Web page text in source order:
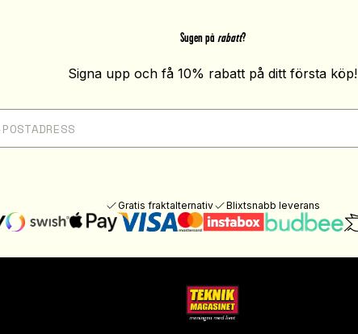
Sugen på rabatt?
Signa upp och få 10% rabatt på ditt första köp!
Gratis fraktalternativ Blixtsnabb leverans